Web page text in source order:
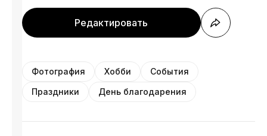
Редактировать
Фотография Хобби
События
Праздники
День благодарения